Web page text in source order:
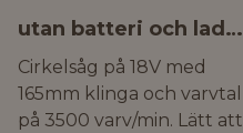
utan batteri och laddare
Cirkelsåg på 18V med
165mm klinga och varvtal
på 3500 varv/min. Lätt att